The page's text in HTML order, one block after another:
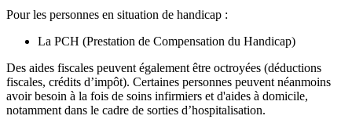
Pour les personnes en situation de handicap :
La PCH (Prestation de Compensation du Handicap)
Des aides fiscales peuvent également être octroyées (déductions
fiscales, crédits d’impôt). Certaines personnes peuvent néanmoins
avoir besoin à la fois de soins infirmiers et d'aides à domicile,
notamment dans le cadre de sorties d’hospitalisation.